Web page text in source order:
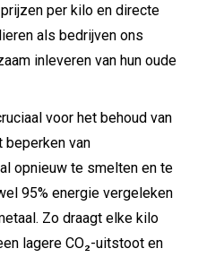
per kilo en directe
als bedrijven ons
inleveren van hun oude
voor het behoud van
beperken van
opnieuw te smelten en te
95% energie vergeleken
Zo draagt elke kilo
lagere CO₂-uitstoot en